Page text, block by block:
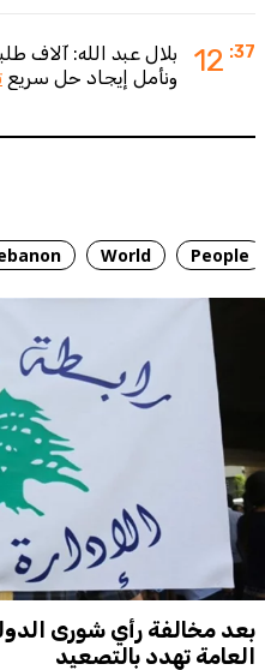
12 :37
بلال عبد الله: آلاف
ونأمل إيجاد حل سريع
World People
بعد مخالفة رأي شورى
العامة تهدد بالتصعيد